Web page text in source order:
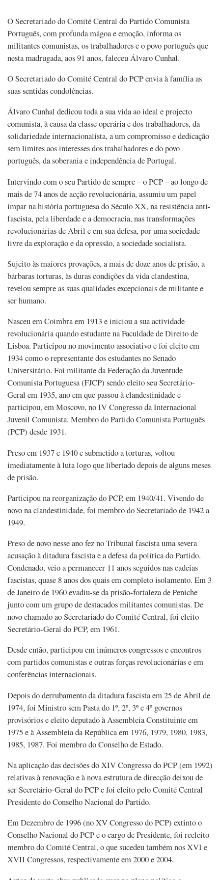
O Secretariado do Comité Central do Partido Comunista
Português, com profunda mágoa e emoção, informa os
militantes comunistas, os trabalhadores e o povo português que
nesta madrugada, aos 91 anos, faleceu Álvaro Cunhal.
O Secretariado do Comité Central do PCP envia à família as
suas sentidas condolências.
Álvaro Cunhal dedicou toda a sua vida ao ideal e projecto
comunista, à causa da classe operária e dos trabalhadores, da
solidariedade internacionalista, a um compromisso e dedicação
sem limites aos interesses dos trabalhadores e do povo
português, da soberania e independência de Portugal.
Intervindo com o seu Partido de sempre – o PCP – ao longo de
mais de 74 anos de acção revolucionária, assumiu um papel
ímpar na história portuguesa do Século XX, na resistência anti-
fascista, pela liberdade e a democracia, nas transformações
revolucionárias de Abril e em sua defesa, por uma sociedade
livre da exploração e da opressão, a sociedade socialista.
Sujeito às maiores provações, a mais de doze anos de prisão, a
bárbaras torturas, às duras condições da vida clandestina,
revelou sempre as suas qualidades excepcionais de militante e
ser humano.
Nasceu em Coimbra em 1913 e iniciou a sua actividade
revolucionária quando estudante na Faculdade de Direito de
Lisboa. Participou no movimento associativo e foi eleito em
1934 como o representante dos estudantes no Senado
Universitário. Foi militante da Federação da Juventude
Comunista Portuguesa (FJCP) sendo eleito seu Secretário-
Geral em 1935, ano em que passou à clandestinidade e
participou, em Moscovo, no IV Congresso da Internacional
Juvenil Comunista. Membro do Partido Comunista Português
(PCP) desde 1931.
Preso em 1937 e 1940 e submetido a torturas, voltou
imediatamente à luta logo que libertado depois de alguns meses
de prisão.
Participou na reorganização do PCP, em 1940/41. Vivendo de
novo na clandestinidade, foi membro do Secretariado de 1942 a
1949.
Preso de novo nesse ano fez no Tribunal fascista uma severa
acusação à ditadura fascista e a defesa da política do Partido.
Condenado, veio a permanecer 11 anos seguidos nas cadeias
fascistas, quase 8 anos dos quais em completo isolamento. Em 3
de Janeiro de 1960 evadiu-se da prisão-fortaleza de Peniche
junto com um grupo de destacados militantes comunistas. De
novo chamado ao Secretariado do Comité Central, foi eleito
Secretário-Geral do PCP, em 1961.
Desde então, participou em inúmeros congressos e encontros
com partidos comunistas e outras forças revolucionárias e em
conferências internacionais.
Depois do derrubamento da ditadura fascista em 25 de Abril de
1974, foi Ministro sem Pasta do 1º, 2º, 3º e 4º governos
provisórios e eleito deputado à Assembleia Constituinte em
1975 e à Assembleia da República em 1976, 1979, 1980, 1983,
1985, 1987. Foi membro do Conselho de Estado.
Na aplicação das decisões do XIV Congresso do PCP (em 1992)
relativas à renovação e à nova estrutura de direcção deixou de
ser Secretário-Geral do PCP e foi eleito pelo Comité Central
Presidente do Conselho Nacional do Partido.
Em Dezembro de 1996 (no XV Congresso do PCP) extinto o
Conselho Nacional do PCP e o cargo de Presidente, foi reeleito
membro do Comité Central, o que sucedeu também nos XVI e
XVII Congressos, respectivamente em 2000 e 2004.